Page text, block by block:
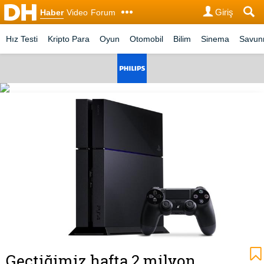
Haber Video Forum Giriş
Hız Testi Kripto Para Oyun Otomobil Bilim Sinema